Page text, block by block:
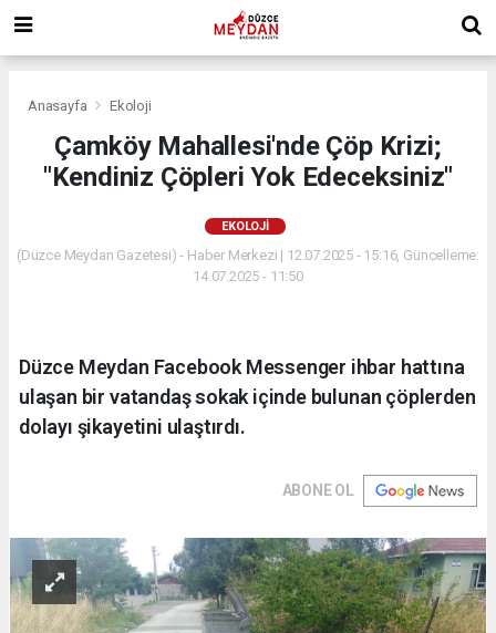
Anasayfa Ekoloji
Çamköy Mahallesi'nde Çöp Krizi;
"Kendiniz Çöpleri Yok Edeceksiniz"
EKOLOJI
(Düzce Meydan Gazetesi) - Haber Merkezi | 12.07.2025 - 15:16, Güncelleme:
14.07.2025 - 11:50
Düzce Meydan Facebook Messenger ihbar hattına
ulaşan bir vatandaş sokak içinde bulunan çöplerden
dolayı şikayetini ulaştırdı.
ABONE OL